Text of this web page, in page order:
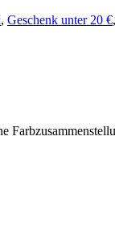
, Geschenk unter 20 €,